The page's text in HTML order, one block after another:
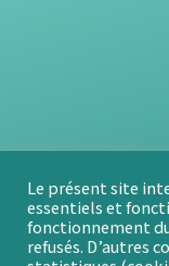
Le présent site
essentiels et
fonctionnement
refusés. D’autres